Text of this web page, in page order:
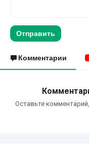
Отправить
Комментарии
Оставьте